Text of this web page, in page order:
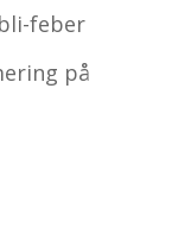
feber
på